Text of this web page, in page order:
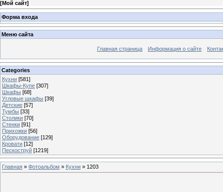
[Мой сайт]
Форма входа
Меню сайта
Главная страница Информация о сайте
Categories
Кухни [581]
Шкафы-Купе [307]
Шкафы [68]
Угловые шкафы [39]
Детские [57]
Тумбы [33]
Столики [70]
Стенки [91]
Прихожки [56]
Оборудование [129]
Кровати [12]
Пескоструй [1219]
Главная » Фотоальбом » Кухни » 1203